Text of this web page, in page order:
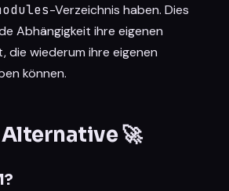
-Verzeichnis haben. Dies
Abhängigkeit ihre eigenen
die wiederum ihre eigenen
können.
Alternative 🚀